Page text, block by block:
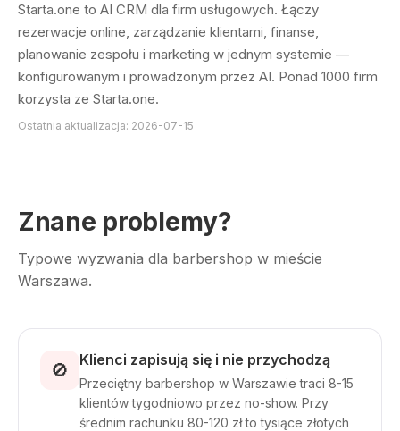
Starta.one to AI CRM dla firm usługowych. Łączy
rezerwacje online, zarządzanie klientami, finanse,
planowanie zespołu i marketing w jednym systemie —
konfigurowanym i prowadzonym przez AI. Ponad 1000 firm
korzysta ze Starta.one.
Ostatnia aktualizacja: 2026-07-15
Znane problemy?
Typowe wyzwania dla barbershop w mieście
Warszawa.
🚫 Klienci zapisują się i nie przychodzą
Przeciętny barbershop w Warszawie traci 8-15
klientów tygodniowo przez no-show. Przy
średnim rachunku 80-120 zł to tysiące złotych